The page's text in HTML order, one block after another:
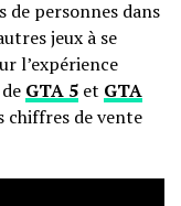
personnes dans
jeux à se
l’expérience
GTA 5 et GTA
chiffres de vente